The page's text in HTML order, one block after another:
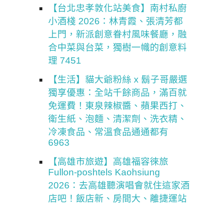
【台北忠孝敦化站美食】南村私廚
小酒棧 2026：林青霞、張清芳都
上門，新派創意眷村風味餐廳，融
合中菜與台菜，獨樹一幟的創意料
理 7451
【生活】貓大爺粉絲 x 鬍子哥嚴選
獨享優惠：全站千餘商品，滿百就
免運費！東泉辣椒醬、蘋果西打、
衛生紙、泡麵、清潔劑、洗衣精、
冷凍食品、常溫食品通通都有
6963
【高雄市旅遊】高雄福容徠旅
Fullon-poshtels Kaohsiung
2026：去高雄聽演唱會就住這家酒
店吧！飯店新、房間大、離捷運站